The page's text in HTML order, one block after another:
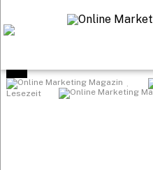
Startseite
.
Lesezeit